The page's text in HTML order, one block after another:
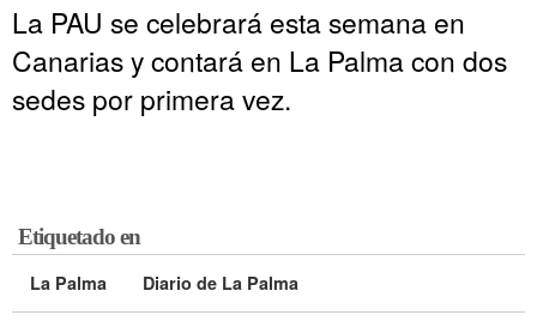
La PAU se celebrará esta semana en
Canarias y contará en La Palma con dos
sedes por primera vez.
Etiquetado en
La Palma Diario de La Palma